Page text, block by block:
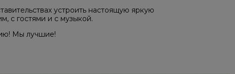
устроить настоящую яркую
с гостями и с музыкой.
Мы лучшие!